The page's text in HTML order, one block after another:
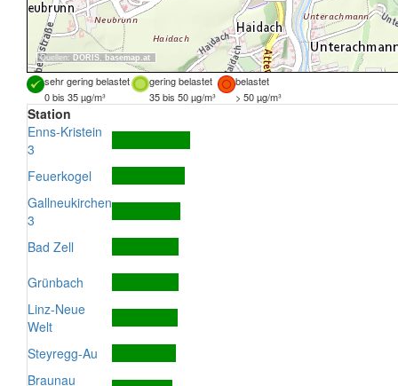
Quellen: DORIS, basemap.at
sehr gering belastet gering belastet
belastet
0 bis 35 µg/m³
35 bis 50 µg/m³ > 50 µg/m³
Station
Enns-Kristein
3
Feuerkogel
Gallneukirchen
3
Bad Zell
Grünbach
Linz-Neue
Welt
Steyregg-Au
Braunau